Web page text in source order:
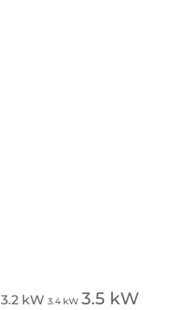
3.2 kW 3.4 kW 3.5 kW